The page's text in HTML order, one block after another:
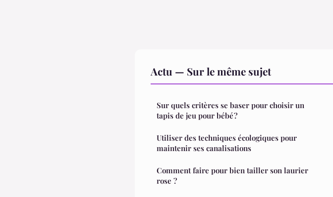
Actu — Sur le même sujet
Sur quels critères se baser pour choisir un
tapis de jeu pour bébé ?
Utiliser des techniques écologiques pour
maintenir ses canalisations
Comment faire pour bien tailler son laurier
rose ?